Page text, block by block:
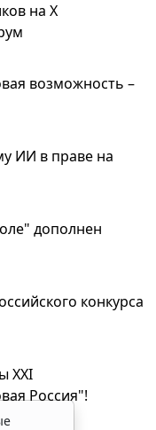
на X
возможность –
ИИ в праве на
дополнен
конкурса
XXI
Россия"!